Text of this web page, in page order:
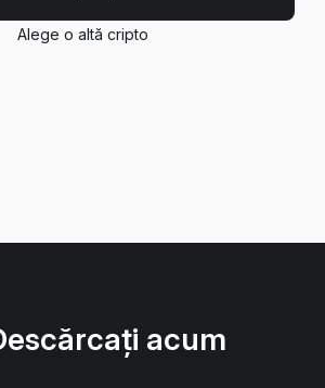
Alege o altă cripto
acum